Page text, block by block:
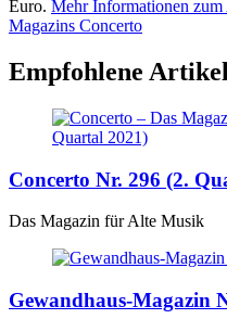
Euro. Mehr Informationen zum
Magazins Concerto
Empfohlene Artikel
Concerto Nr. 296 (2.
Das Magazin für Alte Musik
Gewandhaus-Magazin